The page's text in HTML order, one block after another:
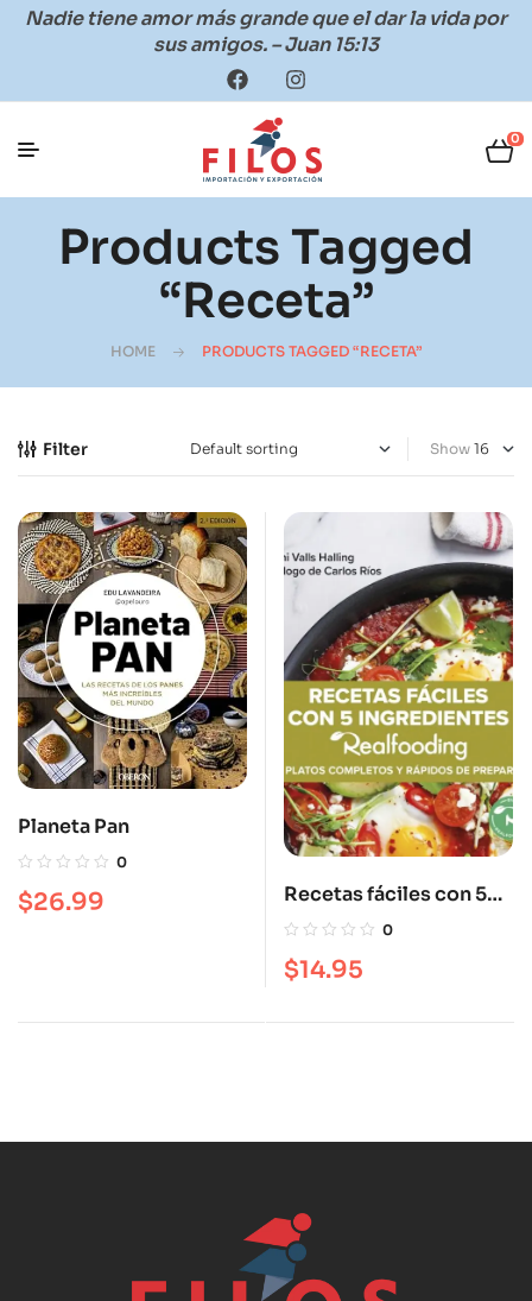
Nadie tiene amor más grande que el dar la vida por
sus amigos. – Juan 15:13
0
Products Tagged
“receta”
HOME PRODUCTS TAGGED “RECETA”
Filter Show
Planeta Pan
0
$26.99
Recetas fáciles con 5
ingredientes
completos y fáciles de
0
$14.95